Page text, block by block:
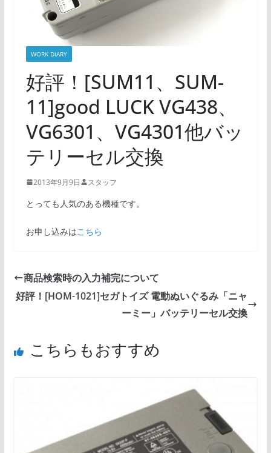
WORK DIARY
好評！[SUM11、SUM-
11]good LUCK VG438、
VG6301、VG4301他バッ
テリーセル交換
2013年9月9日 スタッフ
とっても人気のある機種です。
お申し込みはこちら
商品検索時の入力補完について
好評！[HOM-1021]セガトイズ 電動ぬいぐるみ「ニャ
ーミー」バッテリーセル交換
こちらもおすすめ